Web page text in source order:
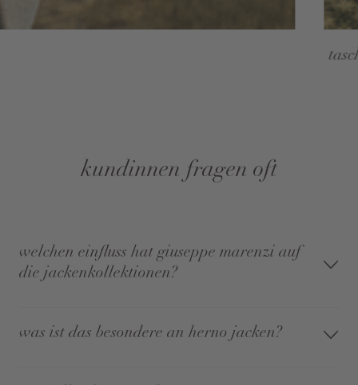
kundinnen fragen oft
welchen einfluss hat giuseppe marenzi auf
die jackenkollektionen?
was ist das besondere an herno jacken?